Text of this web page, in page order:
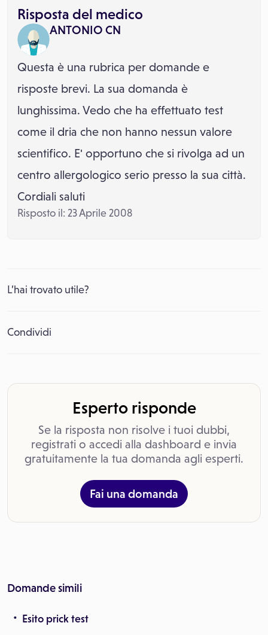
Risposta del medico
ANTONIO CN
Questa è una rubrica per domande e
risposte brevi. La sua domanda è
lunghissima. Vedo che ha effettuato test
come il dria che non hanno nessun valore
scientifico. E' opportuno che si rivolga ad un
centro allergologico serio presso la sua città.
Cordiali saluti
Risposto il: 23 Aprile 2008
L’hai trovato utile?
Condividi
Esperto risponde
Se la risposta non risolve i tuoi dubbi,
registrati o accedi alla dashboard e invia
gratuitamente la tua domanda agli esperti.
Fai una domanda
Domande simili
Esito prick test